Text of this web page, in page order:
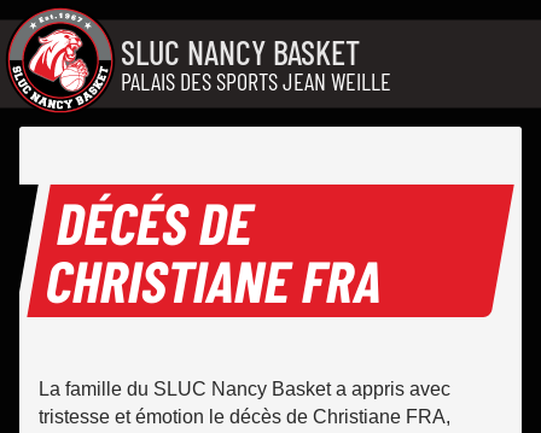
Aller au contenu
SLUC NANCY BASKET
PALAIS DES SPORTS JEAN WEILLE
DÉCÉS DE
CHRISTIANE FRA
La famille du SLUC Nancy Basket a appris avec
tristesse et émotion le décès de Christiane FRA,